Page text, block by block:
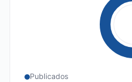
Publicados